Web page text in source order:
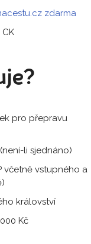
zdarma
pro přepravu
li sjednáno)
včetně vstupného a
království
Kč